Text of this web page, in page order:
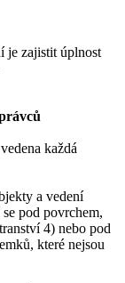
je zajistit úplnost
každá
a vedení
pod povrchem,
4) nebo pod
které nejsou